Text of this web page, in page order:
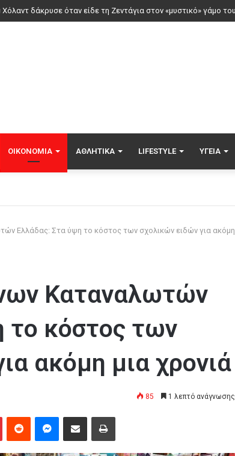
ΟΙΚΟΝΟΜΊΑ ΑΘΛΗΤΙΚΆ LIFESTYLE ΥΓΕΊΑ
Ελλάδας: Στα ύψη το κόστος των σχολικών ειδών για ακόμη
Καταναλωτών
το κόστος των
ακόμη μια χρονιά
85 1 λεπτό ανάγνωσης